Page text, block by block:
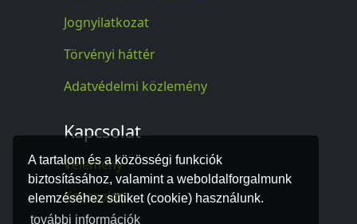
A tartalom és a közösségi funkciók
biztosításához, valamint a weboldalforgalmunk
elemzéséhez sütiket (cookie) használunk.
további információk
Jognyilatkozat
Törvényi háttér
Adatvédelmi közlemény
Kapcsolat
Vélemény
Kapcsolat